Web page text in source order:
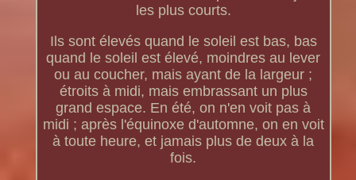
les plus courts.
Ils sont élevés quand le soleil est bas, bas
quand le soleil est élevé, moindres au lever
ou au coucher, mais ayant de la largeur ;
étroits à midi, mais embrassant un plus
grand espace. En été, on n'en voit pas à
midi ; après l'équinoxe d'automne, on en voit
à toute heure, et jamais plus de deux à la
fois.